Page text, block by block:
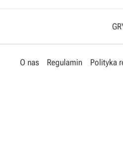
O nas Regulamin Polityka